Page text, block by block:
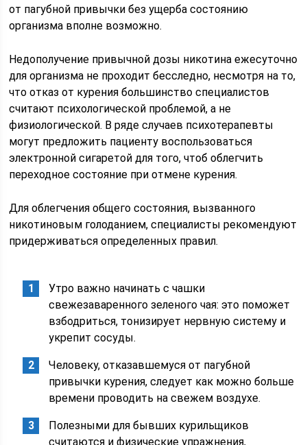
от пагубной привычки без ущерба состоянию
организма вполне возможно.
Недополучение привычной дозы никотина ежесуточно
для организма не проходит бесследно, несмотря на то,
что отказ от курения большинство специалистов
считают психологической проблемой, а не
физиологической. В ряде случаев психотерапевты
могут предложить пациенту воспользоваться
электронной сигаретой для того, чтоб облегчить
переходное состояние при отмене курения.
Для облегчения общего состояния, вызванного
никотиновым голоданием, специалисты рекомендуют
придерживаться определенных правил.
Утро важно начинать с чашки
свежезаваренного зеленого чая: это поможет
взбодриться, тонизирует нервную систему и
укрепит сосуды.
Человеку, отказавшемуся от пагубной
привычки курения, следует как можно больше
времени проводить на свежем воздухе.
Полезными для бывших курильщиков
считаются и физические упражнения,